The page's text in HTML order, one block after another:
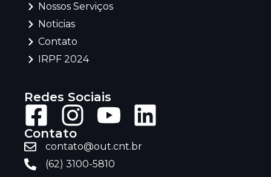
Nossos Serviços
Noticias
Contato
IRPF 2024
Redes Sociais
Contato
contato@out.cnt.br
(62) 3100-5810